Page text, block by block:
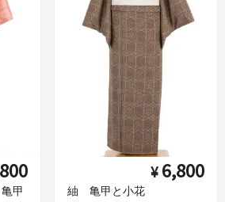
甲
¥ 6,800
紬 亀甲と小花